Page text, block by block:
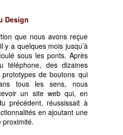
Design
que nous avons reçue
y a quelques mois jusqu’à
sous les ponts. Après
téléphone, des dizaines
de boutons qui
tous les sens, nous
un site web qui, en
précédent, réussissait à
en ajoutant une
proximité.